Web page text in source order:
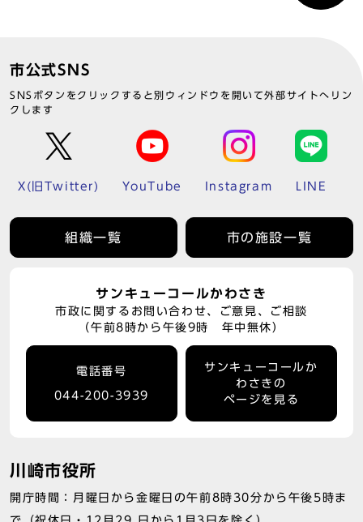
市公式SNS
SNSボタンをクリックすると別ウィンドウを開いて外部サイトへリン
クします
X(旧Twitter) YouTube Instagram LINE
組織一覧 市の施設一覧
サンキューコールかわさき
市政に関するお問い合わせ、ご意見、ご相談
（午前8時から午後9時 年中無休）
電話番号
044-200-3939
サンキューコールか
わさきの
ページを見る
川崎市役所
開庁時間：月曜日から金曜日の午前8時30分から午後5時ま